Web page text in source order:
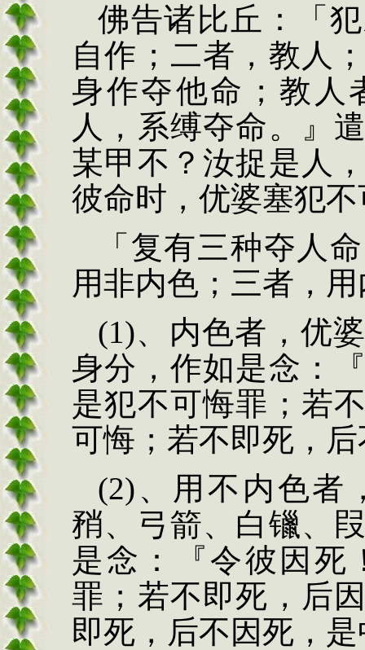
佛告诸比丘：「
自作；二者，教人
身作夺他命；教人
人，系缚夺命。』
某甲不？汝捉是人
彼命时，优婆塞犯不
「复有三种夺人
用非内色；三者，
(1)、内色者，优
身分，作如是念：
是犯不可悔罪；若
可悔；若不即死，
(2) 、用不内色者
矟、 弓箭、白镴、
是念：『令彼 因死
罪；若不即死，后
即死，后不因死，是